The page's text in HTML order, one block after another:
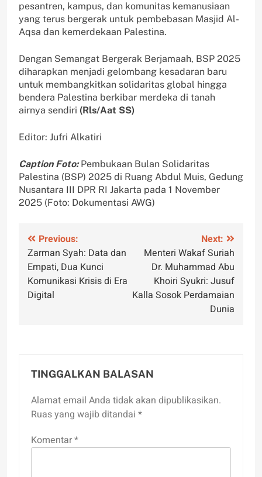
pesantren, kampus, dan komunitas kemanusiaan
yang terus bergerak untuk pembebasan Masjid Al-
Aqsa dan kemerdekaan Palestina.
Dengan Semangat Bergerak Berjamaah, BSP 2025
diharapkan menjadi gelombang kesadaran baru
untuk membangkitkan solidaritas global hingga
bendera Palestina berkibar merdeka di tanah
airnya sendiri (Rls/Aat SS)
Editor: Jufri Alkatiri
Caption Foto:Pembukaan Bulan Solidaritas
Palestina (BSP) 2025 di Ruang Abdul Muis, Gedung
Nusantara III DPR RI Jakarta pada 1 November
2025 (Foto: Dokumentasi AWG)
Navigasi
pos
Previous:
Zarman Syah: Data dan
Empati, Dua Kunci
Komunikasi Krisis di Era
Digital
Next:
Menteri Wakaf Suriah
Dr. Muhammad Abu
Khoiri Syukri: Jusuf
Kalla Sosok Perdamaian
Dunia
TINGGALKAN BALASAN
Alamat email Anda tidak akan dipublikasikan.
Ruas yang wajib ditandai *
Komentar*